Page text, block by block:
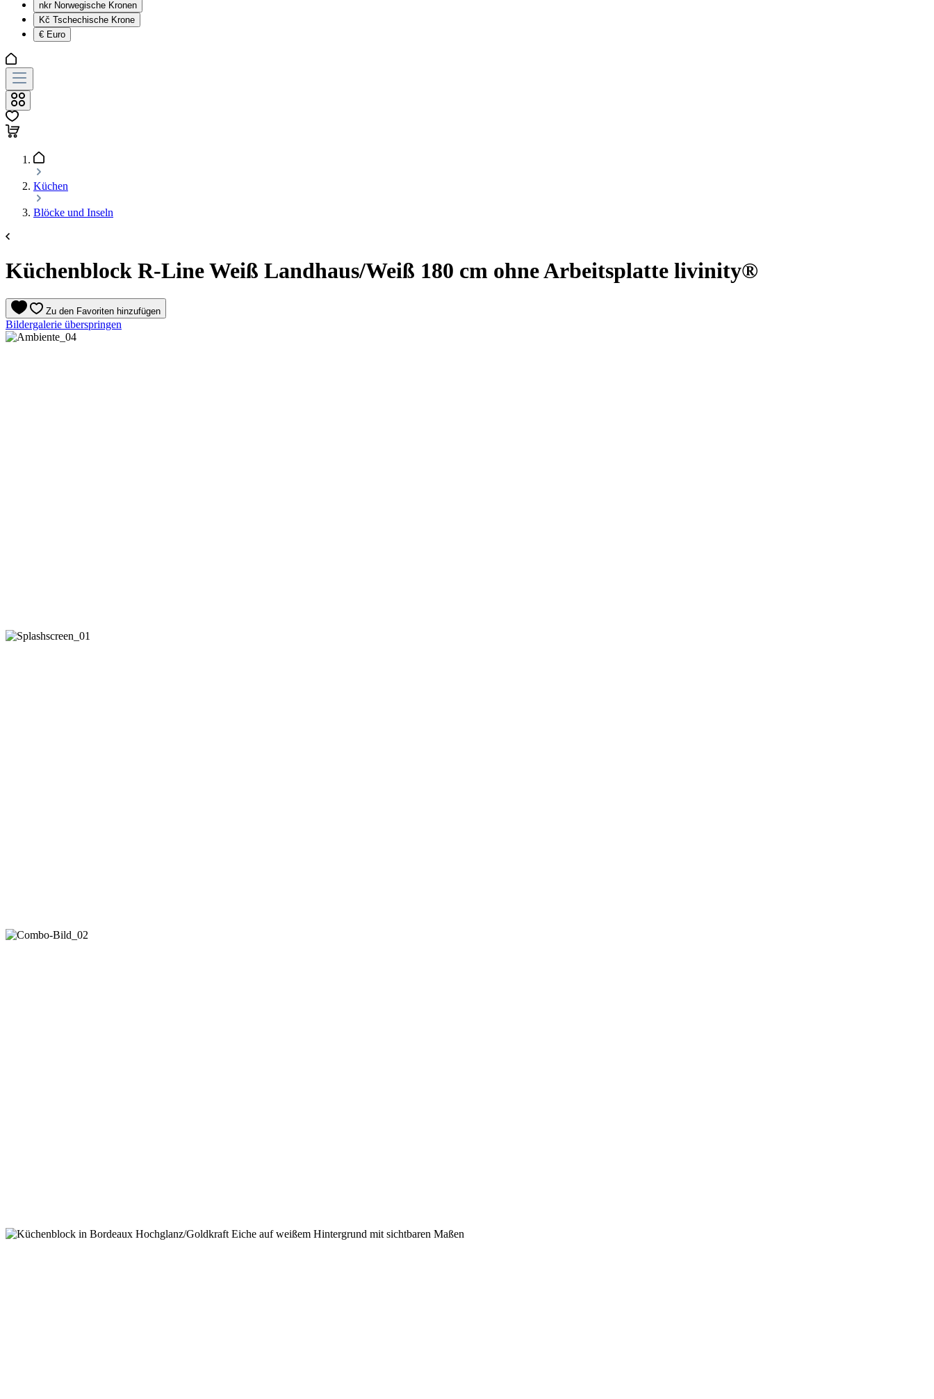
nkr Norwegische Kronen
Kč Tschechische Krone
€ Euro
Küchen
Blöcke und Inseln
Küchenblock R-Line Weiß Landhaus/Weiß 180 cm ohne Arbeitsplatte livinity®
Zu den Favoriten hinzufügen
Bildergalerie überspringen